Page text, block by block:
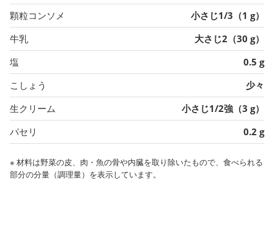
顆粒コンソメ
小さじ1/3（1 g）
牛乳
大さじ2（30 g）
塩
0.5 g
こしょう
少々
生クリーム
小さじ1/2強（3 g）
パセリ
0.2 g
※ 材料は野菜の皮、肉・魚の骨や内臓を取り除いたもので、食べられる
部分の分量（調理量）を表示しています。